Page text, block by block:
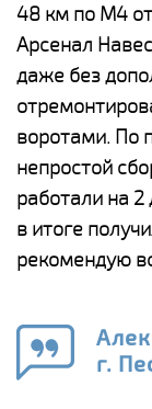
48 км по М4
Арсенал
даже без
воротами. По
непростой
работали на
в итоге
рекомендую
г.